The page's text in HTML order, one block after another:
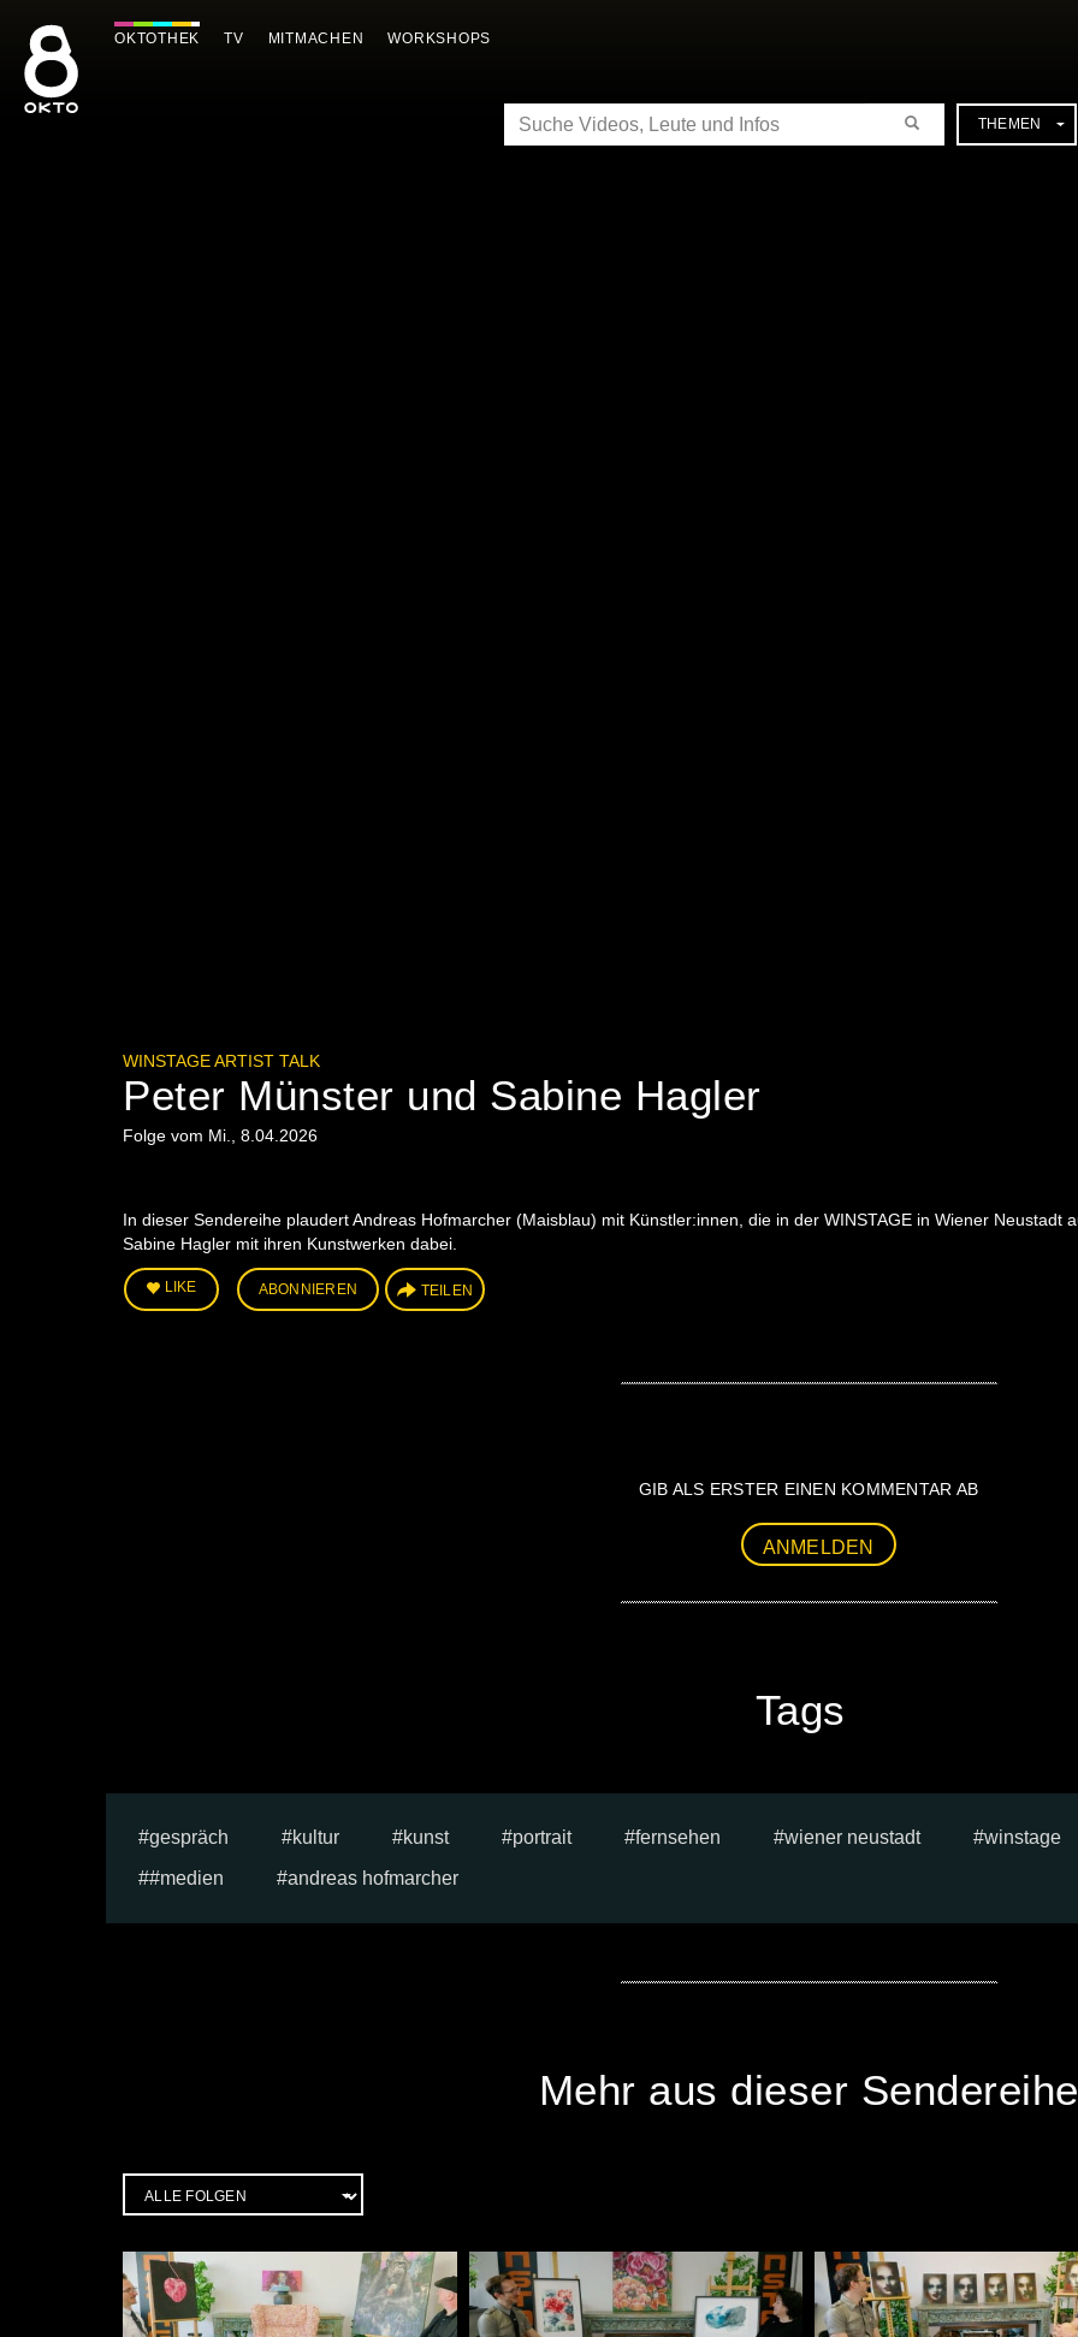
Inhalt
springen
OKTOTHEK TV MITMACHEN WORKSHOPS
SUCHE THEMEN
WINSTAGE ARTIST TALK
Peter Münster und Sabine Hagler
Folge vom Mi., 8.04.2026
In dieser Sendereihe plaudert Andreas Hofmarcher (Maisblau) mit Künstler:innen, die in der WINSTAGE in Wiener Neustadt
Sabine Hagler mit ihren Kunstwerken dabei.
LIKE ABONNIEREN TEILEN
GIB ALS ERSTER EINEN KOMMENTAR AB
ANMELDEN
Tags
gespräch kultur kunst portrait fernsehen wiener neustadt winstage
#medien
andreas hofmarcher
Mehr aus dieser Sendereihe